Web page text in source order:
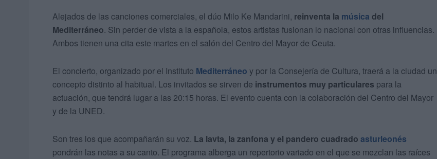
Alejados de las canciones comerciales, el dúo Milo Ke Mandarini, reinventa la música del
Mediterráneo. Sin perder de vista a la española, estos artistas fusionan lo nacional con otras influencias.
Ambos tienen una cita este martes en el salón del Centro del Mayor de Ceuta.
El concierto, organizado por el Instituto Mediterráneo y por la Consejería de Cultura, traerá a la ciudad un
concepto distinto al habitual. Los invitados se sirven de instrumentos muy particulares para la
actuación, que tendrá lugar a las 20:15 horas. El evento cuenta con la colaboración del Centro del Mayor
y de la UNED.
Son tres los que acompañarán su voz. La lavta, la zanfona y el pandero cuadrado asturleonés
pondrán las notas a su canto. El programa alberga un repertorio variado en el que se mezclan las raíces